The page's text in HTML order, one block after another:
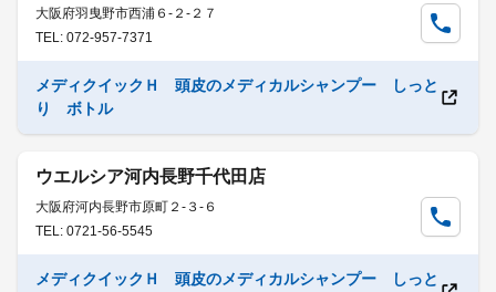
大阪府羽曳野市西浦６-２-２７
TEL: 072-957-7371
メディクイックＨ 頭皮のメディカルシャンプー しっと
り ボトル
ウエルシア河内長野千代田店
大阪府河内長野市原町２-３-６
TEL: 0721-56-5545
メディクイックＨ 頭皮のメディカルシャンプー しっと